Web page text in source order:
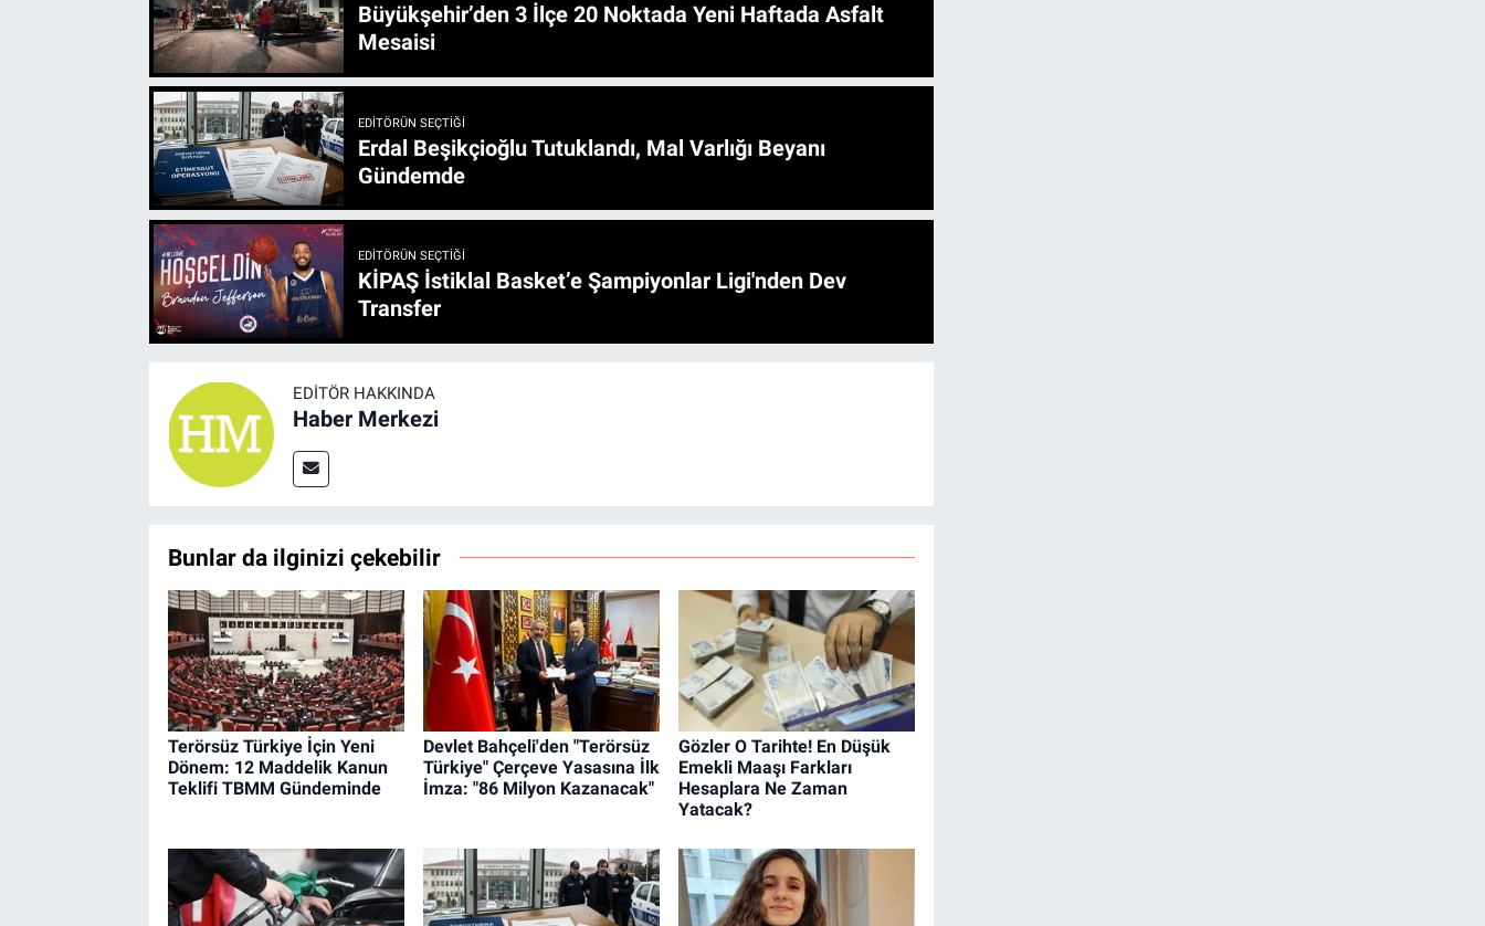
Büyükşehir’den 3 İlçe 20 Noktada Yeni Haftada Asfalt
Mesaisi
EDITÖRÜN SEÇTIĞI
Erdal Beşikçioğlu Tutuklandı, Mal Varlığı Beyanı
Gündemde
EDITÖRÜN SEÇTIĞI
KİPAŞ İstiklal Basket’e Şampiyonlar Ligi'nden Dev
Transfer
EDITÖR HAKKINDA
Haber Merkezi
Bunlar da ilginizi çekebilir
Terörsüz Türkiye İçin Yeni
Dönem: 12 Maddelik Kanun
Teklifi TBMM Gündeminde
Devlet Bahçeli'den "Terörsüz
Türkiye" Çerçeve Yasasına İlk
İmza: "86 Milyon Kazanacak"
Gözler O Tarihte! En Düşük
Emekli Maaşı Farkları
Hesaplara Ne Zaman
Yatacak?